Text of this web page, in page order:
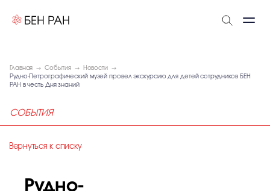
Главная События
Новости
Рудно-Петрографический музей провел экскурсию для детей сотрудников БЕН
РАН в честь Дня знаний
СОБЫТИЯ
Вернуться к списку
Рудно-